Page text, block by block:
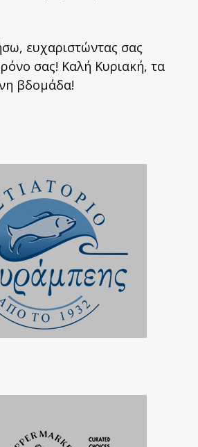
ευχαριστώντας σας
σας! Καλή Κυριακή, τα
βδομάδα!